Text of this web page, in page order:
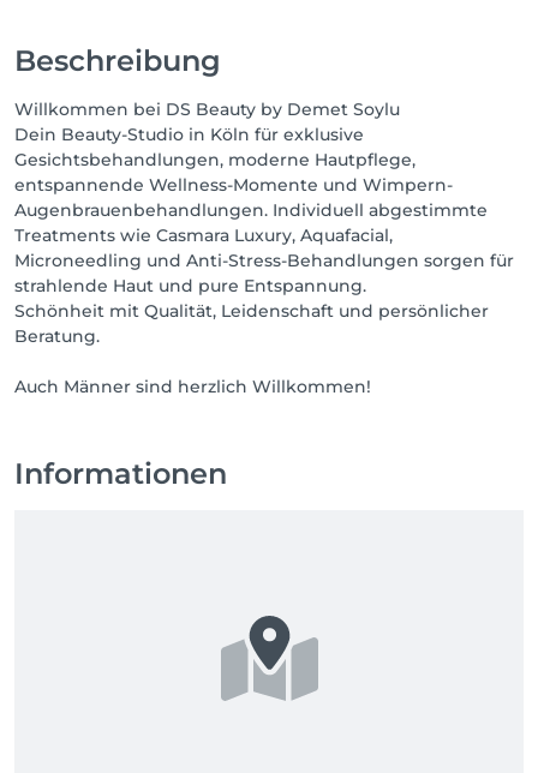
Beschreibung
Willkommen bei DS Beauty by Demet Soylu
Dein Beauty-Studio in Köln für exklusive
Gesichtsbehandlungen, moderne Hautpflege,
entspannende Wellness-Momente und Wimpern-
Augenbrauenbehandlungen. Individuell abgestimmte
Treatments wie Casmara Luxury, Aquafacial,
Microneedling und Anti-Stress-Behandlungen sorgen für
strahlende Haut und pure Entspannung.
Schönheit mit Qualität, Leidenschaft und persönlicher
Beratung.
Auch Männer sind herzlich Willkommen!
Informationen